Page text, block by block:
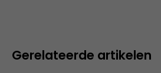
Gerelateerde artikelen